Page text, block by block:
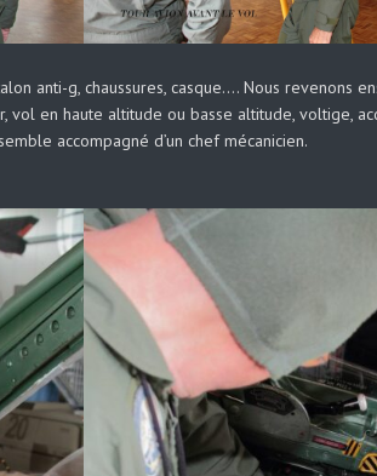
anti-g, chaussures, casque…. Nous revenons
vol en haute altitude ou basse altitude, voltige,
accompagné d’un chef mécanicien.